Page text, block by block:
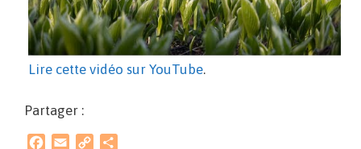
Lire cette vidéo sur YouTube.
Partager :